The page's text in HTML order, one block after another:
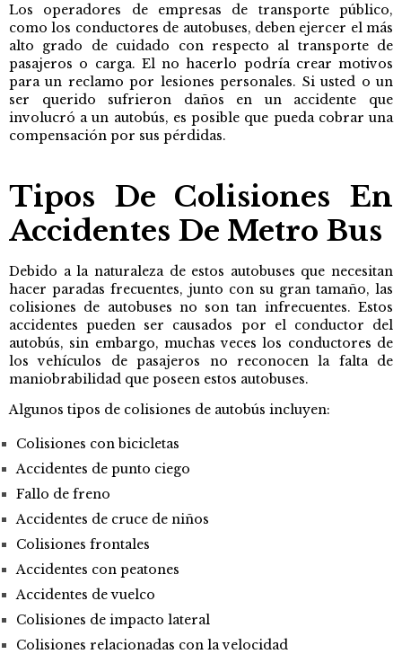
Los operadores de empresas de transporte público,
como los conductores de autobuses, deben ejercer el más
alto grado de cuidado con respecto al transporte de
pasajeros o carga. El no hacerlo podría crear motivos
para un reclamo por lesiones personales. Si usted o un
ser querido sufrieron daños en un accidente que
involucró a un autobús, es posible que pueda cobrar una
compensación por sus pérdidas.
Tipos De Colisiones En
Accidentes De Metro Bus
Debido a la naturaleza de estos autobuses que necesitan
hacer paradas frecuentes, junto con su gran tamaño, las
colisiones de autobuses no son tan infrecuentes. Estos
accidentes pueden ser causados por el conductor del
autobús, sin embargo, muchas veces los conductores de
los vehículos de pasajeros no reconocen la falta de
maniobrabilidad que poseen estos autobuses.
Algunos tipos de colisiones de autobús incluyen:
Colisiones con bicicletas
Accidentes de punto ciego
Fallo de freno
Accidentes de cruce de niños
Colisiones frontales
Accidentes con peatones
Accidentes de vuelco
Colisiones de impacto lateral
Colisiones relacionadas con la velocidad